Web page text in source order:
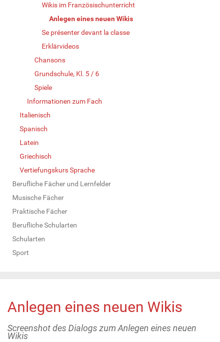
Wikis im Französischunterricht
Anlegen eines neuen Wikis
Se présenter devant la classe
Erklärvideos
Chansons
Grundschule, Kl. 5 / 6
Spiele
Informationen zum Fach
Italienisch
Spanisch
Latein
Griechisch
Vertiefungskurs Sprache
Berufliche Fächer und Lernfelder
Musische Fächer
Praktische Fächer
Berufliche Schularten
Schularten
Sport
Anlegen eines neuen Wikis
Screenshot des Dialogs zum Anlegen eines neuen
Wikis